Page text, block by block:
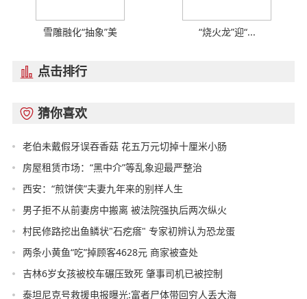
雪雕融化“抽象”美 “烧火龙”迎“...
 点击排行
 猜你喜欢
老伯未戴假牙误吞香菇 花五万元切掉十厘米小肠
房屋租赁市场：“黑中介”等乱象迎最严整治
西安：“煎饼侠”夫妻九年来的别样人生
男子拒不从前妻房中搬离 被法院强执后两次纵火
村民修路挖出鱼鳞状"石疙瘩" 专家初辨认为恐龙蛋
两条小黄鱼“吃”掉顾客4628元 商家被查处
吉林6岁女孩被校车碾压致死 肇事司机已被控制
泰坦尼克号救援电报曝光:富者尸体带回穷人丢大海